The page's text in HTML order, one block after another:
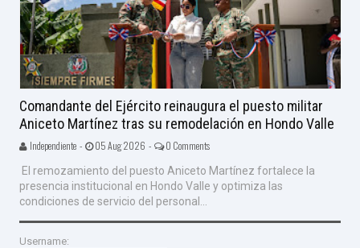
Comandante del Ejército reinaugura el puesto militar
Aniceto Martínez tras su remodelación en Hondo Valle
Independiente - 05 Aug 2026 - 0 Comments
El remozamiento del puesto Aniceto Martínez fortalece la
presencia institucional en Hondo Valle y optimiza las
condiciones de servicio del personal...
Username: